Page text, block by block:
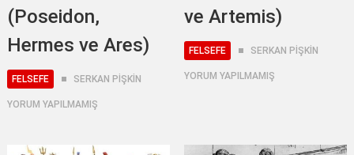
(Poseidon,
Hermes ve Ares)
FELSEFE SERKAN PİŞKİN
YORUM YAPILMAMIŞ
ve Artemis)
FELSEFE SERKAN PİŞKİN
YORUM YAPILMAMIŞ